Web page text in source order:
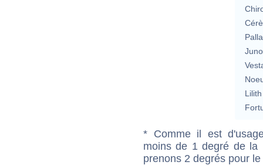
Lilith
* Comme il est
moins de 1 degré de la
prenons 2 degrés pour